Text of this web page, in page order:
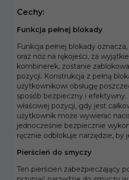
Cechy:
Funkcja pełnej blokady
Funkcja pełnej blokady
oraz nóż na rękojeści, za
kombinerek, zostanie
pozycji. Konstrukcja z pełną
użytkownikowi obsługę
sposób bezpieczny i efektywny.
właściwej pozycji, gdy jest
użytkownik może wywierać
jednocześnie bezpiecznie
ręcznie odblokuje narzędzie, by
Pierścień do smyczy
Ten pierścień zabezpieczający